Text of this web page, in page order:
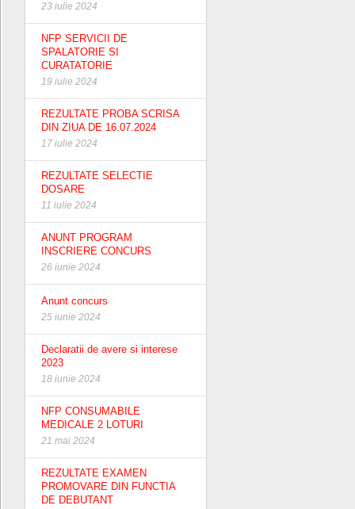
23 iulie 2024
NFP SERVICII DE
SPALATORIE SI
CURATATORIE
19 iulie 2024
REZULTATE PROBA SCRISA
DIN ZIUA DE 16.07.2024
17 iulie 2024
REZULTATE SELECTIE
DOSARE
11 iulie 2024
ANUNT PROGRAM
INSCRIERE CONCURS
26 iunie 2024
Anunt concurs
25 iunie 2024
Declaratii de avere si interese
2023
18 iunie 2024
NFP CONSUMABILE
MEDICALE 2 LOTURI
21 mai 2024
REZULTATE EXAMEN
PROMOVARE DIN FUNCTIA
DE DEBUTANT